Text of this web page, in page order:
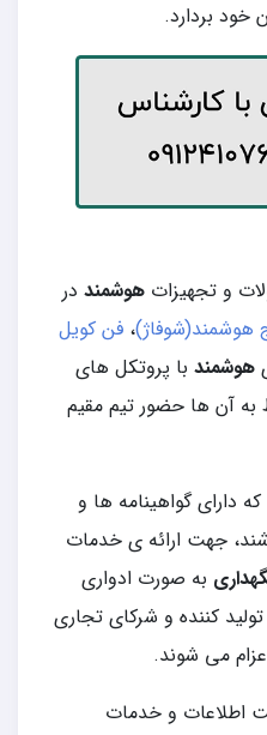
خود بردارد.
و تجهیزات هوشمند در
هوشمند(شوفاژ)، فن کویل
هوشمند با پروتکل های
به آن ها حضور تیم مقیم
دارای گواهینامه ها و
جهت ارائه ی خدمات
به صورت ادواری
کننده و شرکای تجاری
اطلاعات و خدمات